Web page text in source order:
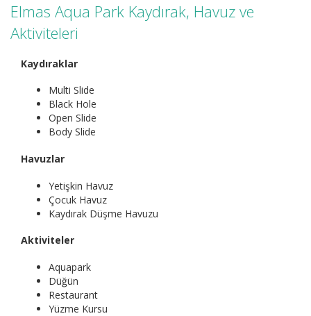
Elmas Aqua Park Kaydırak, Havuz ve
Aktiviteleri
Kaydıraklar
Multi Slide
Black Hole
Open Slide
Body Slide
Havuzlar
Yetişkin Havuz
Çocuk Havuz
Kaydırak Düşme Havuzu
Aktiviteler
Aquapark
Düğün
Restaurant
Yüzme Kursu